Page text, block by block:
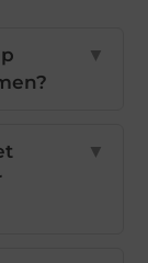
▼
▼